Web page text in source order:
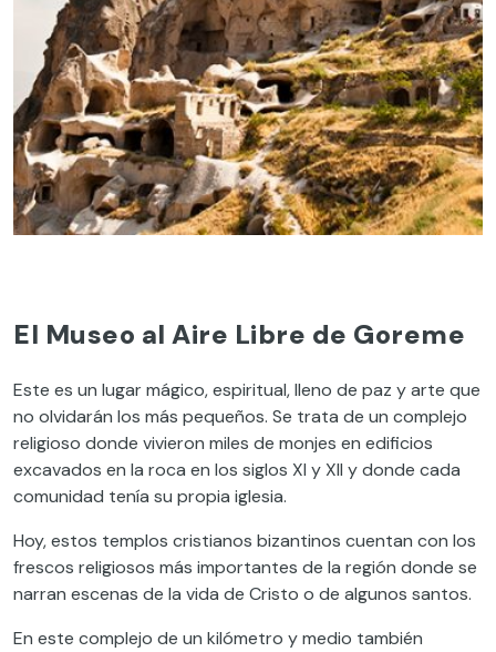
El Museo al Aire Libre de Goreme
Este es un lugar mágico, espiritual, lleno de paz y arte que
no olvidarán los más pequeños. Se trata de un complejo
religioso donde vivieron miles de monjes en edificios
excavados en la roca en los siglos XI y XII y donde cada
comunidad tenía su propia iglesia.
Hoy, estos templos cristianos bizantinos cuentan con los
frescos religiosos más importantes de la región donde se
narran escenas de la vida de Cristo o de algunos santos.
En este complejo de un kilómetro y medio también